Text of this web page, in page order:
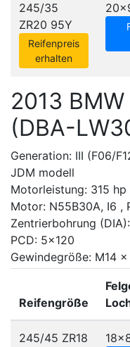
245/35
ZR20 95Y
Reifenpreis
erhalten
2013
(DBA-
Generation: III (F06/
JDM modell
Motorleistung: 315 hp
Motor: N55B30A, I6 ,
Zentrierbohrung
PCD: 5x120
Gewindegröße: M14 x
Reifengröße
245/45 ZR18